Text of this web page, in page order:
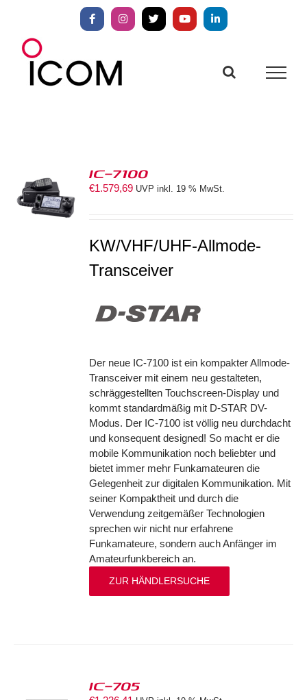
springen
FacebookInstagram
X YouTubeLinkedIn
IC-7100
€1.579,69 UVP inkl. 19 % MwSt.
KW/VHF/UHF-Allmode-
Transceiver
Der neue IC-7100 ist ein kompakter Allmode-
Transceiver mit einem neu gestalteten,
schräggestellten Touchscreen-Display und
kommt standardmäßig mit D-STAR DV-
Modus. Der IC-7100 ist völlig neu durchdacht
und konsequent designed! So macht er die
mobile Kommunikation noch beliebter und
bietet immer mehr Funkamateuren die
Gelegenheit zur digitalen Kommunikation. Mit
seiner Kompaktheit und durch die
Verwendung zeitgemäßer Technologien
sprechen wir nicht nur erfahrene
Funkamateure, sondern auch Anfänger im
Amateurfunkbereich an.
ZUR HÄNDLERSUCHE
IC-705